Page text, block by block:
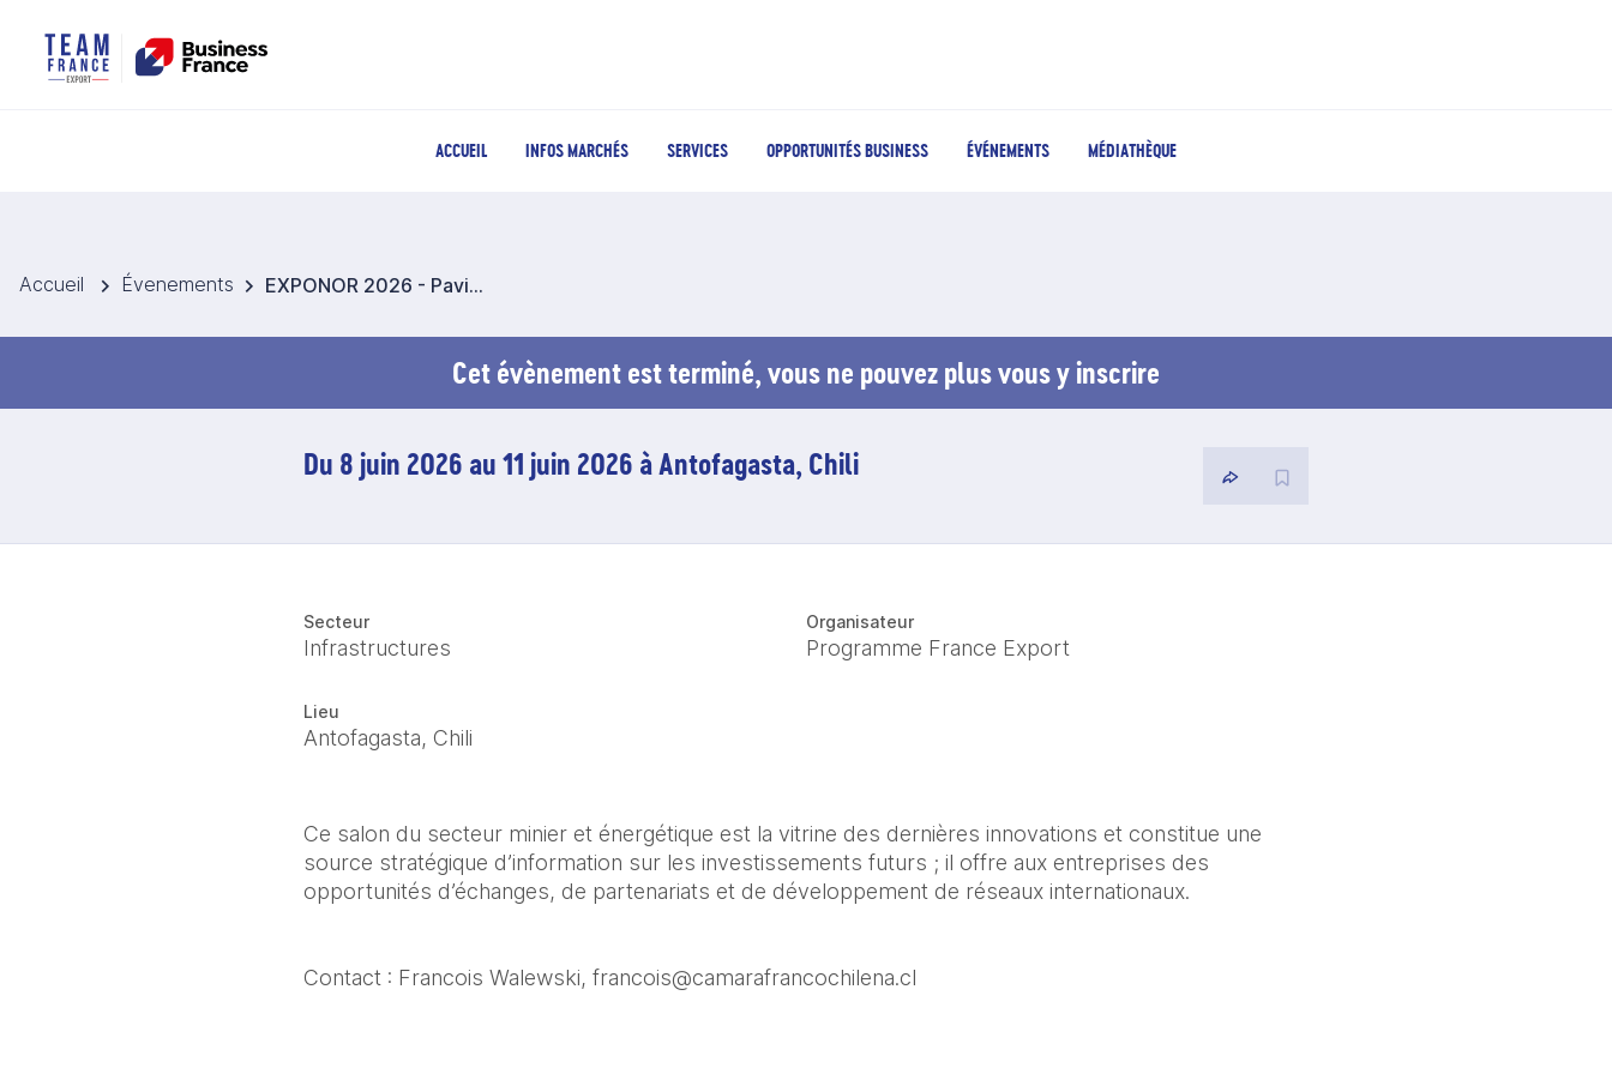
ACCUEIL INFOS MARCHÉS SERVICES OPPORTUNITÉS BUSINESS ÉVÉNEMENTS MÉDIATHÈQUE
Accueil Évenements EXPONOR 2026 - Pavillon France Industrie Minière - Chili
Cet évènement est terminé, vous ne pouvez plus vous y inscrire
Du 8 juin 2026 au 11 juin 2026 à Antofagasta, Chili
Secteur
Infrastructures
Organisateur
Programme France Export
Lieu
Antofagasta, Chili
Ce salon du secteur minier et énergétique est la vitrine des dernières innovations et constitue une
source stratégique d’information sur les investissements futurs ; il offre aux entreprises des
opportunités d’échanges, de partenariats et de développement de réseaux internationaux.
Contact : Francois Walewski, francois@camarafrancochilena.cl